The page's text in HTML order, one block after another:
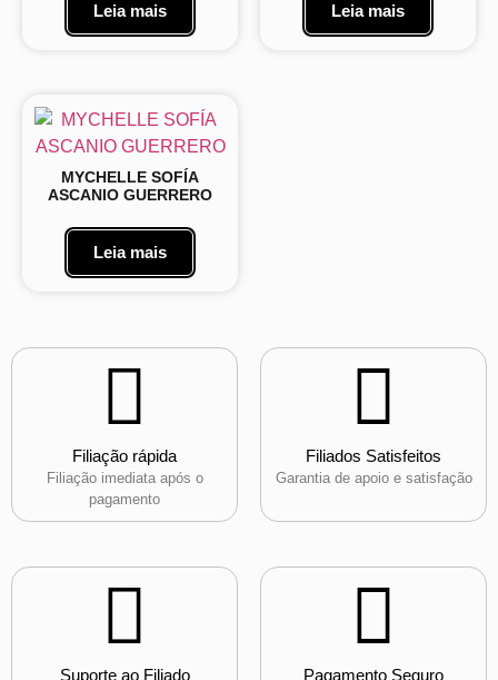
Leia mais Leia mais
MYCHELLE SOFÍA
ASCANIO GUERRERO
Leia mais
Filiação rápida
Filiação imediata após o
pagamento
Filiados Satisfeitos
Garantia de apoio e satisfação
Suporte ao Filiado Pagamento Seguro